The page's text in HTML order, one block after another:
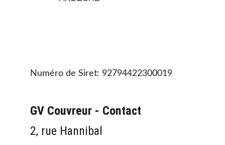
Numéro de Siret: 92794422300019
GV Couvreur - Contact
2, rue Hannibal